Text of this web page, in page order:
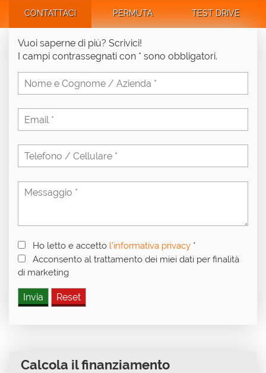
CONTATTACI PERMUTA TEST DRIVE
Vuoi saperne di più? Scrivici!
I campi contrassegnati con * sono obbligatori.
Ho letto e accetto l'informativa privacy *
Acconsento al trattamento dei miei dati per finalità
di marketing
Calcola il finanziamento